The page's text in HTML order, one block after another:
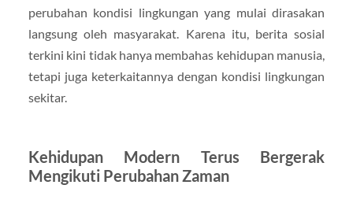
perubahan kondisi lingkungan yang mulai dirasakan
langsung oleh masyarakat. Karena itu, berita sosial
terkini kini tidak hanya membahas kehidupan manusia,
tetapi juga keterkaitannya dengan kondisi lingkungan
sekitar.
Kehidupan Modern Terus Bergerak
Mengikuti Perubahan Zaman